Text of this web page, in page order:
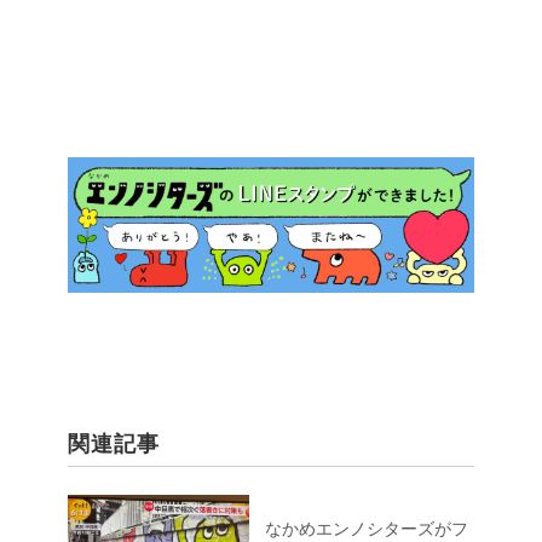
関連記事
なかめエンノシターズがフ